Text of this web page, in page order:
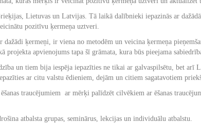
Lietuvas un Latvijas. Tā laikā dalībnieki iepazinās ar
pozitīvu ķermeņa uztveri.
dažādi ķermeņi, ir viena no metodēm un veicina ķermeņa
projekta apvienojums tapa šī grāmata, kura būs pieejama
un tiem bija iespēja iepazīties ne tikai ar galvaspilsētu, bet arī
ar citu valstu ēdieniem, dejām un citiem sagatavotiem
traucējumiem ar mērķi palīdzēt cilvēkiem ar ēšanas
atbalsta grupas, seminārus, lekcijas un individuālu atbalstu.